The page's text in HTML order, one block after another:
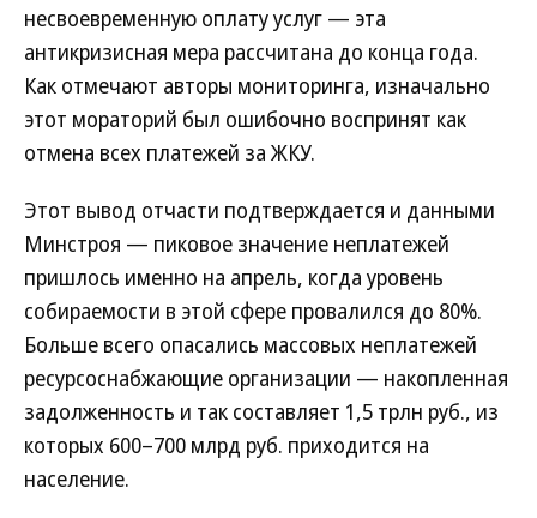
несвоевременную оплату услуг — эта
антикризисная мера рассчитана до конца года.
Как отмечают авторы мониторинга, изначально
этот мораторий был ошибочно воспринят как
отмена всех платежей за ЖКУ.
Этот вывод отчасти подтверждается и данными
Минстроя — пиковое значение неплатежей
пришлось именно на апрель, когда уровень
собираемости в этой сфере провалился до 80%.
Больше всего опасались массовых неплатежей
ресурсоснабжающие организации — накопленная
задолженность и так составляет 1,5 трлн руб., из
которых 600–700 млрд руб. приходится на
население.